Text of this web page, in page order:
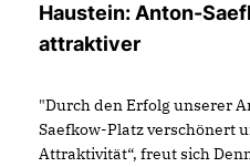
Haustein: Anton-
attraktiver
"Durch den Erfolg unserer
Saefkow-Platz verschönert
Attraktivität“, freut sich